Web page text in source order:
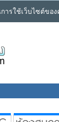
รใช้เว็บไซต์ขอ